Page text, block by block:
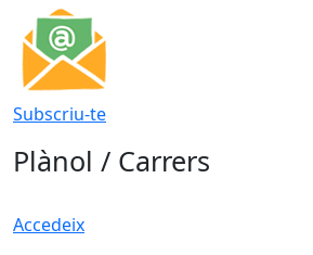
Subscriu-te
Plànol / Carrers
Accedeix